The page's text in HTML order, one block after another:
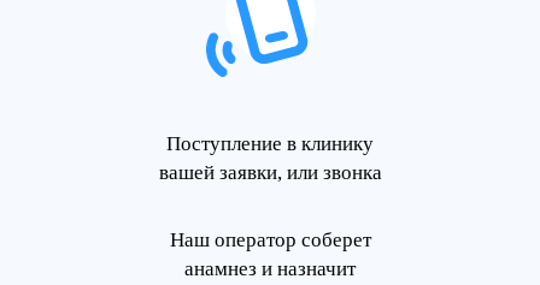
Поступление в клинику
вашей заявки, или звонка
Наш оператор соберет
анамнез и назначит